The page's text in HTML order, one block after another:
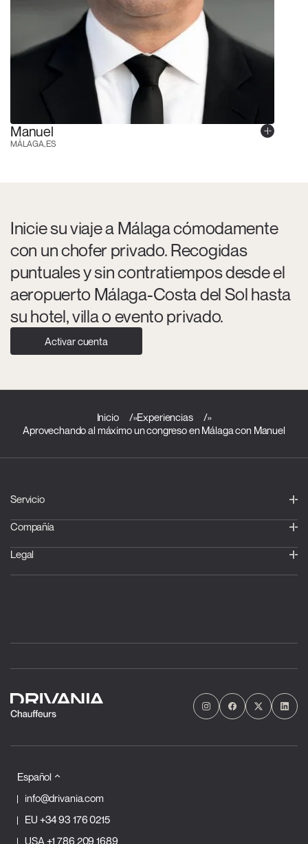
Manuel
MÁLAGA, ES
Inicie su viaje a Málaga cómodamente
con un chofer privado. Recogidas
puntuales y sin contratiempos desde el
aeropuerto Málaga-Costa del Sol hasta
su hotel, villa o evento privado.
Activar cuenta
Inicio »Experiencias
»
Aprovechando al máximo un congreso en Málaga con Manuel
Servicio
Compañía
Legal
Español
info@drivania.com
EU +34 93 176 0215
USA +1 786 209 1689